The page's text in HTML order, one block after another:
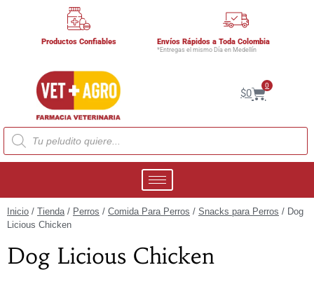
Productos Confiables Envíos Rápidos a Toda Colombia
*Entregas el mismo Día en Medellín
$0
0
Inicio / Tienda/ Perros / Comida Para Perros / Snacks para Perros / Dog
Licious Chicken
Dog Licious Chicken